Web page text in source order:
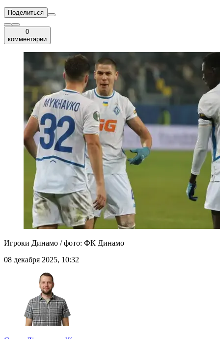
Поделиться
0
комментарии
Игроки Динамо / фото: ФК Динамо
08 декабря 2025, 10:32